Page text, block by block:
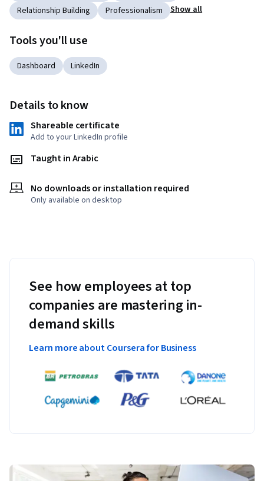
Relationship Building
Professionalism Show all
Tools you'll use
Dashboard LinkedIn
Details to know
Shareable certificate
Add to your LinkedIn profile
Taught in Arabic
No downloads or installation required
Only available on desktop
See how employees at top
companies are mastering in-
demand skills
Learn more about Coursera for Business